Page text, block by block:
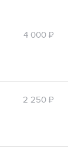
4 000 ₽
2 250 ₽